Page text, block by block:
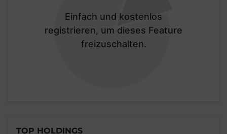
Einfach und kostenlos
registrieren, um dieses Feature
freizuschalten.
TOP HOLDINGS